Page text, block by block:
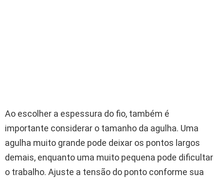
Ao escolher a espessura do fio, também é
importante considerar o tamanho da agulha. Uma
agulha muito grande pode deixar os pontos largos
demais, enquanto uma muito pequena pode dificultar
o trabalho. Ajuste a tensão do ponto conforme sua